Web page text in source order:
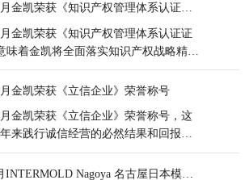
2020年11月金凯荣获《知识产权管理体系认证证书》
月金凯荣获《知识产权管理体系认证证
味着金凯将全面落实知识产权战略精
对知识产权竞争态势，有效提高知识
经营发展的贡献水平。
月金凯荣获《立信企业》荣誉称号
月金凯荣获《立信企业》荣誉称号，这
来践行诚信经营的必然结果和回报，
有员工的共同荣耀，可谓实至名归。
之基，生存之本，是企业最宝贵的无2019年6月INTERMOLD Nagoya 名古屋日本模具展